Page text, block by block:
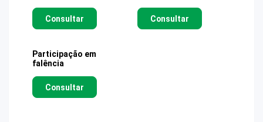
Consultar Consultar
Participação em
falência
Consultar